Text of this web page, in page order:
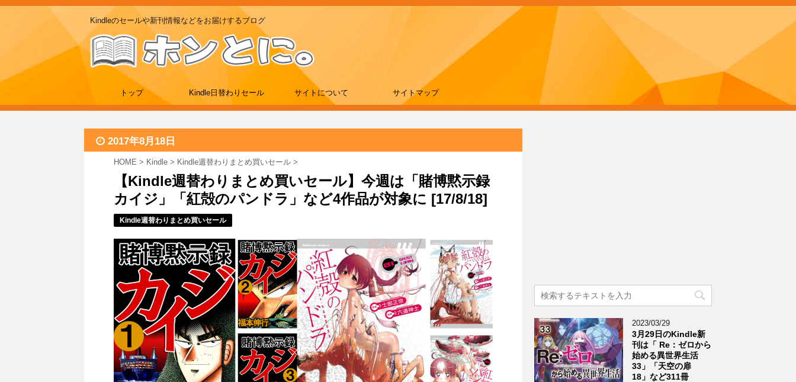
Kindleのセールや新刊情報などをお届けするブログ
トップ Kindle日替わりセール サイトについて サイトマップ
2017年8月18日
HOME > Kindle > Kindle週替わりまとめ買いセール >
【Kindle週替わりまとめ買いセール】今週は「賭博黙示録
カイジ」「紅殻のパンドラ」など4作品が対象に [17/8/18]
Kindle週替わりまとめ買いセール
2023/03/29
3月29日のKindle新
刊は「 Re：ゼロから
始める異世界生活
33」「天空の扉
18」など311冊